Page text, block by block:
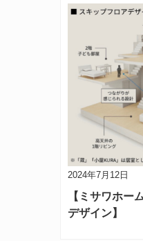
2024年7月12日
【ミサワホー
デザイン】